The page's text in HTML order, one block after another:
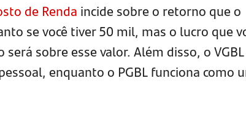
de Renda incide sobre o retorno que o
se você tiver 50 mil, mas o lucro que
sobre esse valor. Além disso, o
enquanto o PGBL funciona como